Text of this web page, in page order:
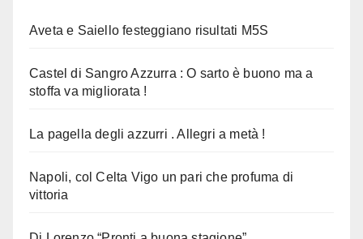
Aveta e Saiello festeggiano risultati M5S
Castel di Sangro Azzurra : O sarto è buono ma a
stoffa va migliorata !
La pagella degli azzurri . Allegri a metà !
Napoli, col Celta Vigo un pari che profuma di
vittoria